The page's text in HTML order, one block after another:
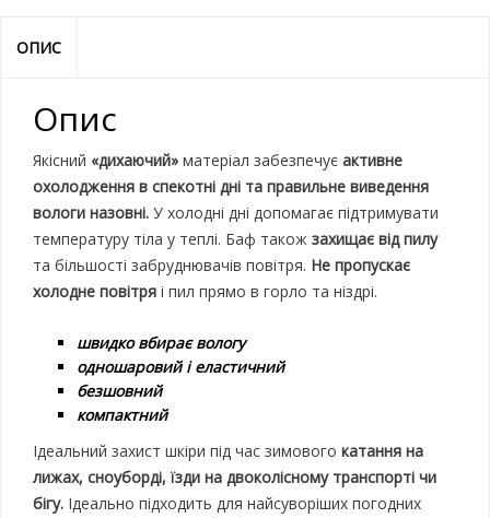
ОПИС
Опис
Якісний «дихаючий» матеріал забезпечує активне
охолодження в спекотні дні та правильне виведення
вологи назовні. У холодні дні допомагає підтримувати
температуру тіла у теплі. Баф також захищає від пилу
та більшості забруднювачів повітря. Не пропускає
холодне повітря і пил прямо в горло та ніздрі.
швидко вбирає вологу
одношаровий і еластичний
безшовний
компактний
Ідеальний захист шкіри під час зимового катання на
лижах, сноуборді, їзди на двоколісному транспорті чи
бігу. Ідеально підходить для найсуворіших погодних